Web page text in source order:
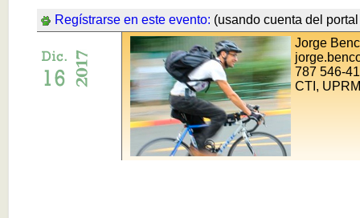
Regístrarse en este evento: (usando cuenta del
Jorge
787 546-
CTI,